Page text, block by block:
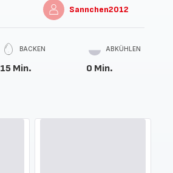
Sannchen2012
BACKEN
15 Min.
ABKÜHLEN
0 Min.